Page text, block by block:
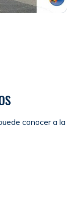
conocer a la